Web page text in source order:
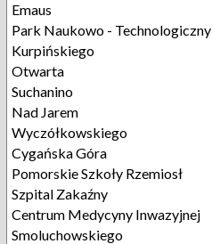
Emaus
Park Naukowo - Technologiczny
Kurpińskiego
Otwarta
Suchanino
Nad Jarem
Wyczółkowskiego
Cygańska Góra
Pomorskie Szkoły Rzemiosł
Szpital Zakaźny
Centrum Medycyny Inwazyjnej
Smoluchowskiego